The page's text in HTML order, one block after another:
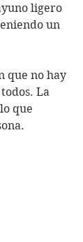
ligero
un
que no hay
La
que